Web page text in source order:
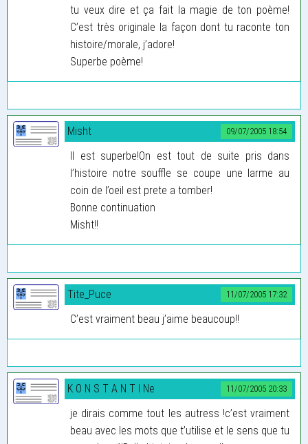
tu veux dire et ça fait la magie de ton poème!
C’est très originale la façon dont tu raconte ton
histoire/morale, j’adore!
Superbe poème!
09/07/2005 18:54
Misht
Il est superbe!On est tout de suite pris dans
l’histoire notre souffle se coupe une larme au
coin de l’oeil est prete a tomber!
Bonne continuation
Misht!!
11/07/2005 17:32
Tite_Puce
C’est vraiment beau j’aime beaucoup!!
11/07/2005 20:33
K O N S T A N T I Ne
je dirais comme tout les autress !c’est vraiment
beau avec les mots que t’utilise et le sens que tu